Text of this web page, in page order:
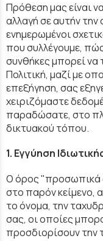
Πρόθεση μας είναι
αλλαγή σε αυτήν την
ενημερωμένοι
που συλλέγουμε,
συνθήκες μπορεί
Πολιτική, μαζί με
επεξήγηση, σας
χειριζόμαστε
παραδώσατε, στο
δικτυακού τόπου.
1. Εγγύηση
Ο όρος "προσωπικά
στο παρόν κείμενο,
το όνομα, την
σας, οι οποίες
προσδιορίσουν